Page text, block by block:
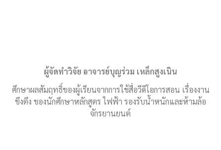
ผู้จัดทำวิจัย อาจารย์บุญร่วม เหล็กสูงเนิน
ศึกษาผลสัมฤทธิ์ของผู้เรียนจากการใช้สื่อวีดีโอการสอน เรื่องงาน
ขึงตึง ของนักศึกษาหลักสูตร ไฟฟ้า รองรับน้ำหนักและห้ามล้อ
จักรยานยนต์